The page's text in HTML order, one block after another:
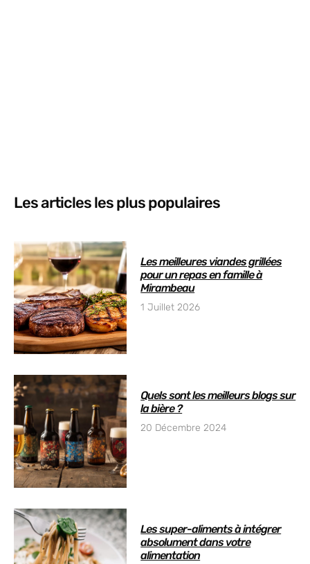
Les articles les plus populaires
Les meilleures viandes grillées
pour un repas en famille à
Mirambeau
1 Juillet 2026
Quels sont les meilleurs blogs sur
la bière ?
20 Décembre 2024
Les super-aliments à intégrer
absolument dans votre
alimentation